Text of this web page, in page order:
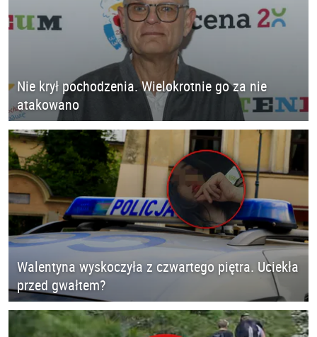
Nie krył pochodzenia. Wielokrotnie go za nie
atakowano
Walentyna wyskoczyła z czwartego piętra. Uciekła
przed gwałtem?